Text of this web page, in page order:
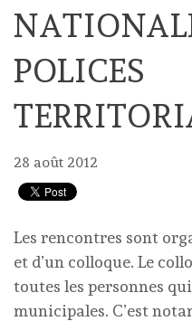
POLICES
28 août 2012
Les rencontres sont
et d’un colloque. Le
toutes les personnes
municipales. C’est